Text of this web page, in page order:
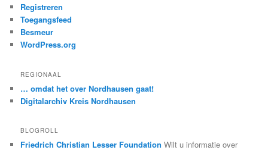
Registreren
Toegangsfeed
Besmeur
WordPress.org
REGIONAAL
… omdat het over Nordhausen gaat!
Digitalarchiv Kreis Nordhausen
BLOGROLL
Friedrich Christian Lesser Foundation Wilt u informatie over